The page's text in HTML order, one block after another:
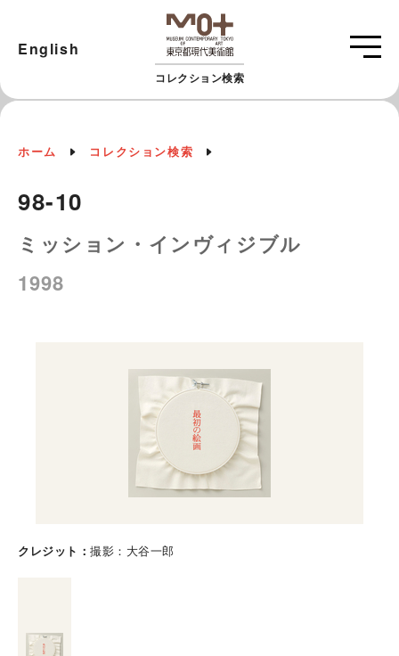
コレクション検索
English
ホーム コレクション検索
98-10
ミッション・インヴィジブル
1998
クレジット 撮影：大谷一郎